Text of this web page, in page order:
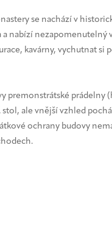
se nachází v
a nabízí nezapomenutelný
kavárny, vychutnat
premonstrátské prádelny
stol, ale vnější vzhled
ochrany budovy